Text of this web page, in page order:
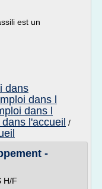
est un
dans
dans l
dans l
l'accueil /
-
H/F